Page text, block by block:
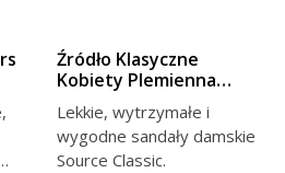
Źródło Klasyczne
Kobiety Plemienna
czerwień
Lekkie, wytrzymałe i
wygodne sandały damskie
Source Classic.